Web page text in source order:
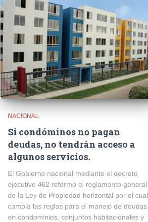
NACIONAL
Si condóminos no pagan
deudas, no tendrán acceso a
algunos servicios.
El Gobierno nacional mediante el decreto
ejecutivo 462 reformó el reglamento general
de la Ley de Propiedad horizontal por el cual
cambia las reglas para el manejo de deudas
en condominios, conjuntos habitacionales y